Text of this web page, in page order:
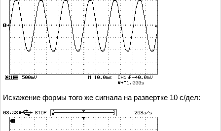
Искажение формы того же сигнала на развертке 10 с/дел: